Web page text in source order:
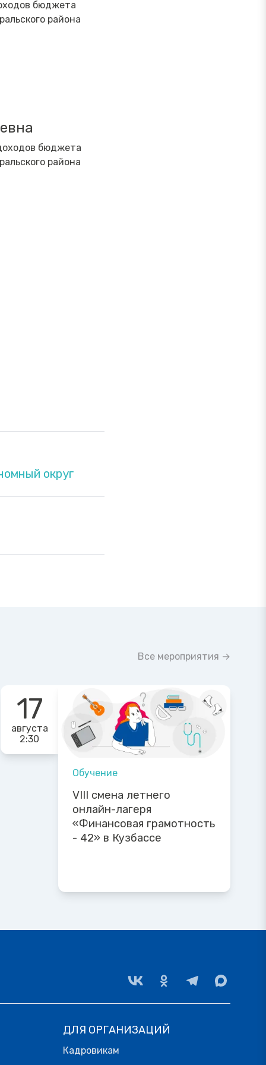
бюджета
района
бюджета
района
округ
Все мероприятия →
17
августа
2:30
Обучение
VIII смена летнего
онлайн-лагеря
«Финансовая грамотность
- 42» в Кузбассе
ДЛЯ ОРГАНИЗАЦИЙ
Кадровикам